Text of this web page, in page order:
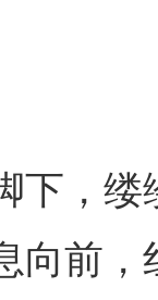
，缕
向前